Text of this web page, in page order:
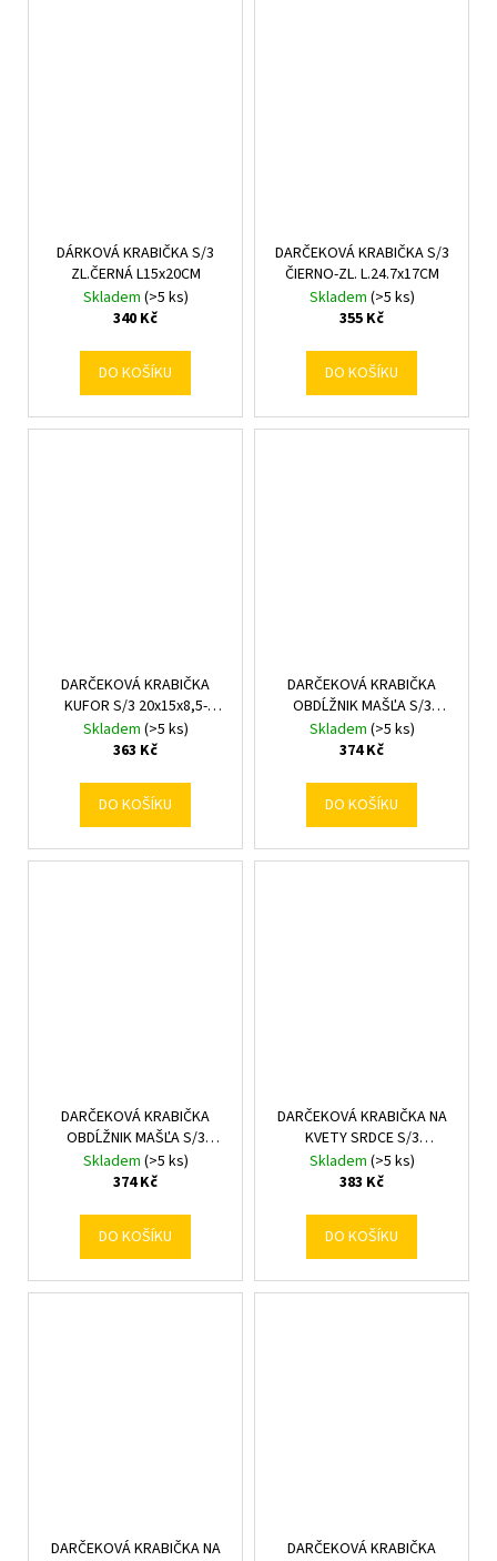
DÁRKOVÁ KRABIČKA S/3
ZL.ČERNÁ L15x20CM
Skladem (>5 ks)
340 Kč
DO KOŠÍKU
DARČEKOVÁ KRABIČKA S/3
ČIERNO-ZL. L.24.7x17CM
Skladem (>5 ks)
355 Kč
DO KOŠÍKU
DARČEKOVÁ KRABIČKA
KUFOR S/3 20x15x8,5-
30x21x9,5CM SRDCIA
Skladem (>5 ks)
363 Kč
DO KOŠÍKU
DARČEKOVÁ KRABIČKA
OBDĹŽNIK MAŠĽA S/3
23x17x6,5-29x21x9,5CM
BIELA
Skladem (>5 ks)
374 Kč
DO KOŠÍKU
DARČEKOVÁ KRABIČKA
OBDĹŽNIK MAŠĽA S/3
23x17x6,5-29x21x9,5CM
ZLATÁ
Skladem (>5 ks)
374 Kč
DO KOŠÍKU
DARČEKOVÁ KRABIČKA NA
KVETY SRDCE S/3
25.8x24.5x12/23.8x22.5x10/
MIX F
Skladem (>5 ks)
383 Kč
DO KOŠÍKU
DARČEKOVÁ KRABIČKA NA
DARČEKOVÁ KRABIČKA